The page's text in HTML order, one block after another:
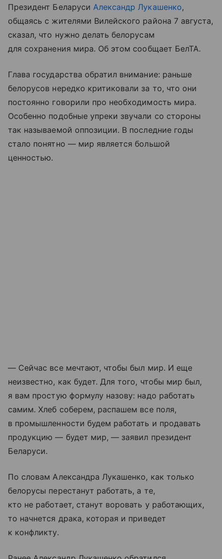
Президент Беларуси Александр Лукашенко,
общаясь с жителями Вилейского района 7 августа,
сказал, что нужно делать белорусам
для сохранения мира. Об этом сообщает БелТА.
Глава государства обратил внимание: раньше
белорусов нередко критиковали за то, что они
постоянно говорили про необходимость мира.
Особенно подобные упреки звучали со стороны
так называемой оппозиции. В последние годы
стало понятно — мир является большой
ценностью.
— Сейчас все мечтают, чтобы был мир. И еще
неизвестно, как будет. Для того, чтобы мир был,
я вам простую формулу назову: надо работать
самим. Хлеб соберем, распашем все поля,
в промышленности будем работать и продавать
продукцию — будет мир, — заявил президент
Беларуси.
По словам Александра Лукашенко, как только
белорусы перестанут работать, а те,
кто не работает, станут воровать у работающих,
то начнется драка, которая и приведет
к конфликту.